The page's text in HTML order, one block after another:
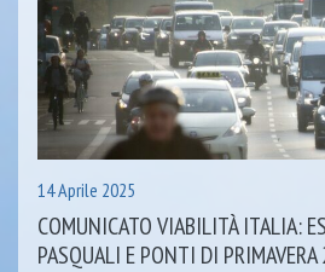
14 Aprile 2025
COMUNICATO VIABILITÀ ITALIA:
PASQUALI E PONTI DI